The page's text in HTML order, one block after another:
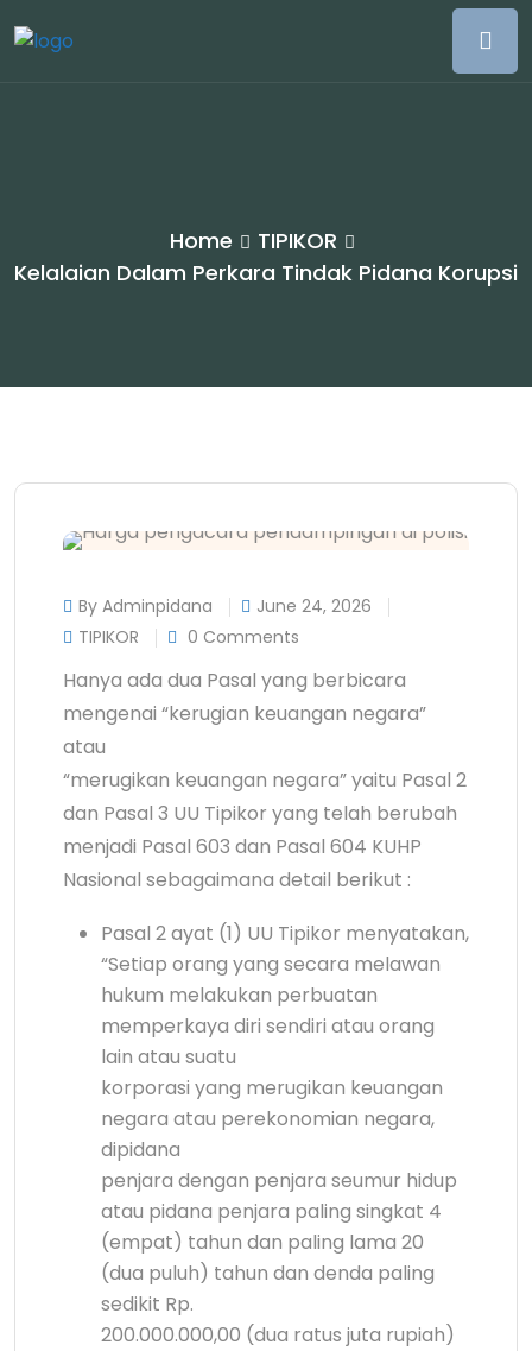
Home
TIPIKOR
Kelalaian Dalam Perkara Tindak Pidana Korupsi
By Adminpidana
June 24, 2026
TIPIKOR
0 Comments
Hanya ada dua Pasal yang berbicara
mengenai “kerugian keuangan negara”
atau
“merugikan keuangan negara” yaitu Pasal 2
dan Pasal 3 UU Tipikor yang telah berubah
menjadi Pasal 603 dan Pasal 604 KUHP
Nasional sebagaimana detail berikut :
Pasal 2 ayat (1) UU Tipikor menyatakan,
“Setiap orang yang secara melawan
hukum melakukan perbuatan
memperkaya diri sendiri atau orang
lain atau suatu
korporasi yang merugikan keuangan
negara atau perekonomian negara,
dipidana
penjara dengan penjara seumur hidup
atau pidana penjara paling singkat 4
(empat) tahun dan paling lama 20
(dua puluh) tahun dan denda paling
sedikit Rp.
200.000.000,00 (dua ratus juta rupiah)